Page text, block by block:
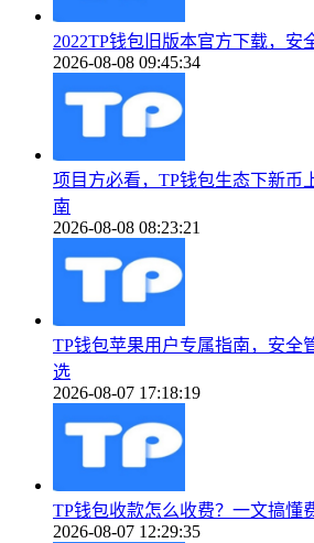
2022TP钱包旧版本官方下载，安
2026-08-08 09:45:34
项目方必看，TP钱包生态下新币
南
2026-08-08 08:23:21
TP钱包苹果用户专属指南，安全
选
2026-08-07 17:18:19
TP钱包收款怎么收费？一文搞懂
2026-08-07 12:29:35